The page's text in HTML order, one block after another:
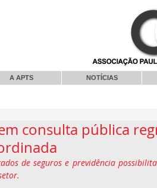
A APTS NOTÍCIAS
consulta pública
de seguros e previdência